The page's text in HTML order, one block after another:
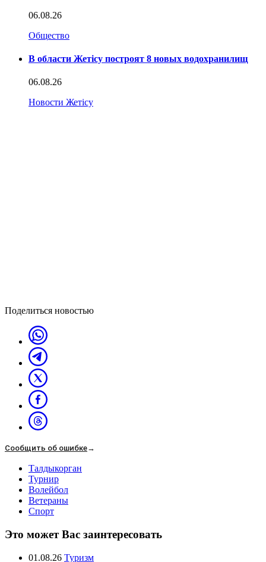
06.08.26
Общество
В области Жетісу построят 8 новых водохранилищ
06.08.26
Новости Жетісу
Поделиться новостью
Сообщить об ошибке→
Талдыкорган
Турнир
Волейбол
Ветераны
Спорт
Это может Вас заинтересовать
01.08.26 Туризм